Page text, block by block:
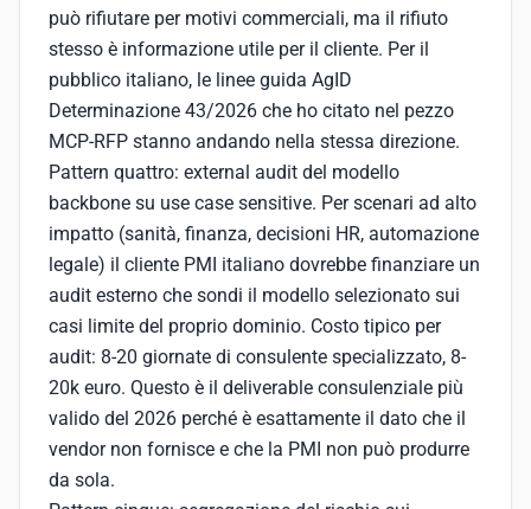
può rifiutare per motivi commerciali, ma il rifiuto
stesso è informazione utile per il cliente. Per il
pubblico italiano, le linee guida AgID
Determinazione 43/2026 che ho citato nel pezzo
MCP-RFP stanno andando nella stessa direzione.
Pattern quattro: external audit del modello
backbone su use case sensitive. Per scenari ad alto
impatto (sanità, finanza, decisioni HR, automazione
legale) il cliente PMI italiano dovrebbe finanziare un
audit esterno che sondi il modello selezionato sui
casi limite del proprio dominio. Costo tipico per
audit: 8-20 giornate di consulente specializzato, 8-
20k euro. Questo è il deliverable consulenziale più
valido del 2026 perché è esattamente il dato che il
vendor non fornisce e che la PMI non può produrre
da sola.